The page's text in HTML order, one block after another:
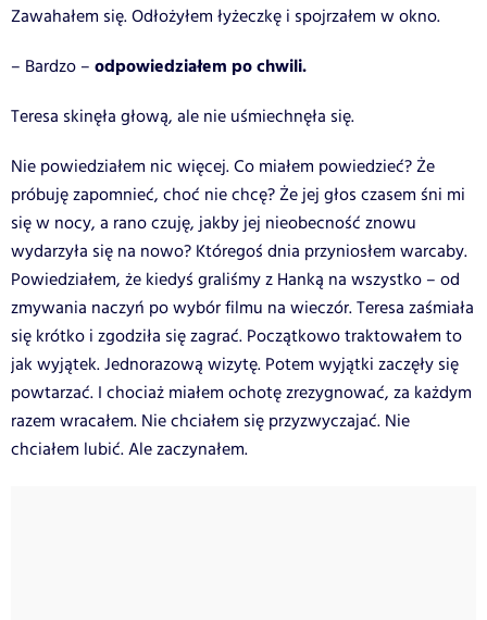
Zawahałem się. Odłożyłem łyżeczkę i spojrzałem w okno.
– Bardzo – odpowiedziałem po chwili.
Teresa skinęła głową, ale nie uśmiechnęła się.
Nie powiedziałem nic więcej. Co miałem powiedzieć? Że
próbuję zapomnieć, choć nie chcę? Że jej głos czasem śni mi
się w nocy, a rano czuję, jakby jej nieobecność znowu
wydarzyła się na nowo? Któregoś dnia przyniosłem warcaby.
Powiedziałem, że kiedyś graliśmy z Hanką na wszystko – od
zmywania naczyń po wybór filmu na wieczór. Teresa zaśmiała
się krótko i zgodziła się zagrać. Początkowo traktowałem to
jak wyjątek. Jednorazową wizytę. Potem wyjątki zaczęły się
powtarzać. I chociaż miałem ochotę zrezygnować, za każdym
razem wracałem. Nie chciałem się przyzwyczajać. Nie
chciałem lubić. Ale zaczynałem.